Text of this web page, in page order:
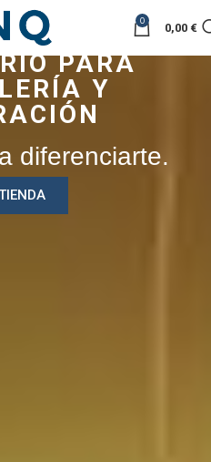
0 0,00 €
PARA
Y
diferenciarte.